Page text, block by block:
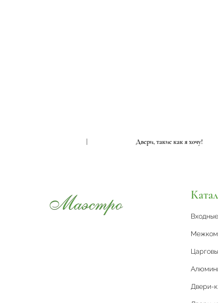
Двери, такие как я
Входные
Двери-